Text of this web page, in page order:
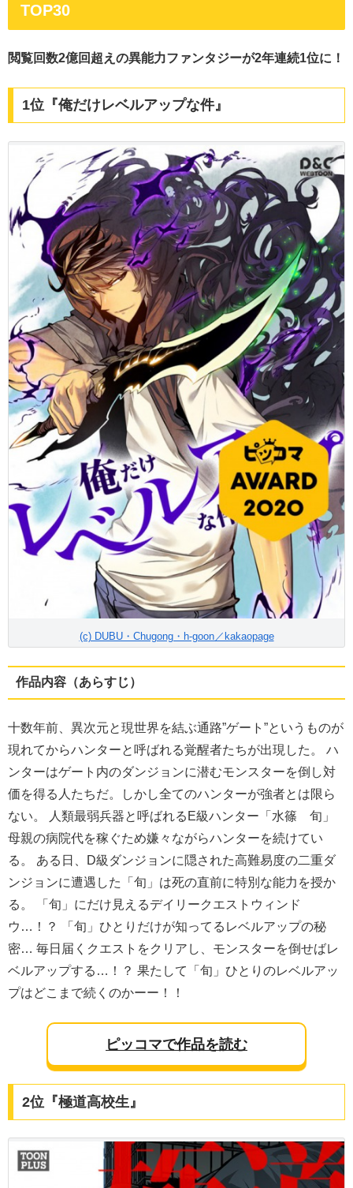
TOP30
閲覧回数2億回超えの異能力ファンタジーが2年連続1位に！
1位『俺だけレベルアップな件』
(c) DUBU・Chugong・h-goon／kakaopage
作品内容（あらすじ）
十数年前、異次元と現世界を結ぶ通路”ゲート”というものが
現れてからハンターと呼ばれる覚醒者たちが出現した。 ハ
ンターはゲート内のダンジョンに潜むモンスターを倒し対
価を得る人たちだ。しかし全てのハンターが強者とは限ら
ない。 人類最弱兵器と呼ばれるE級ハンター「水篠 旬」
母親の病院代を稼ぐため嫌々ながらハンターを続けてい
る。 ある日、D級ダンジョンに隠された高難易度の二重ダ
ンジョンに遭遇した「旬」は死の直前に特別な能力を授か
る。 「旬」にだけ見えるデイリークエストウィンド
ウ…！？ 「旬」ひとりだけが知ってるレベルアップの秘
密… 毎日届くクエストをクリアし、モンスターを倒せばレ
ベルアップする…！？ 果たして「旬」ひとりのレベルアッ
プはどこまで続くのかーー！！
ピッコマで作品を読む
2位『極道高校生』